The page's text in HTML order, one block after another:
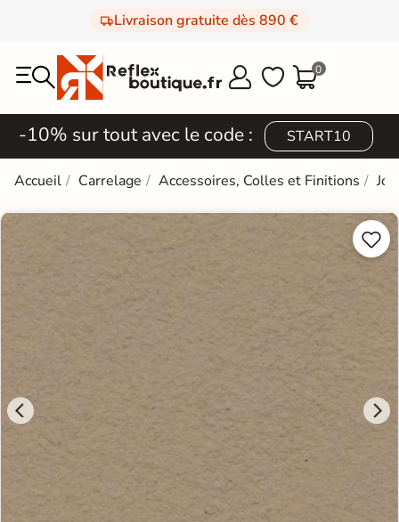
Livraison gratuite dès 890 €
  0
-10% sur tout avec le code : START10
Accueil Carrelage Accessoires, Colles et Finitions

